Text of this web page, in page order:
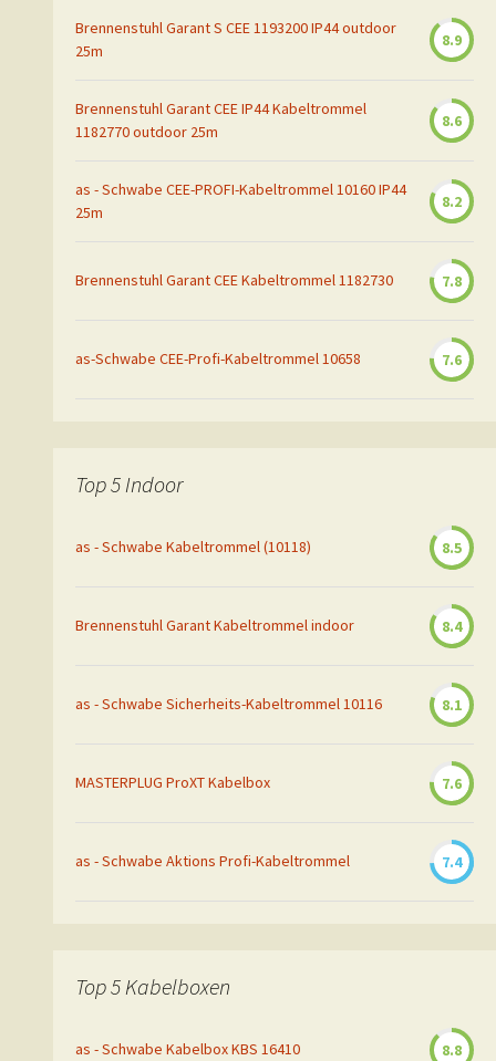
Brennenstuhl Garant S CEE 1193200 IP44 outdoor
25m
8.9
Brennenstuhl Garant CEE IP44 Kabeltrommel
1182770 outdoor 25m
8.6
as - Schwabe CEE-PROFI-Kabeltrommel 10160 IP44
25m
8.2
Brennenstuhl Garant CEE Kabeltrommel 1182730 7.8
as-Schwabe CEE-Profi-Kabeltrommel 10658 7.6
Top 5 Indoor
as - Schwabe Kabeltrommel (10118) 8.5
Brennenstuhl Garant Kabeltrommel indoor 8.4
as - Schwabe Sicherheits-Kabeltrommel 10116 8.1
MASTERPLUG ProXT Kabelbox 7.6
as - Schwabe Aktions Profi-Kabeltrommel 7.4
Top 5 Kabelboxen
as - Schwabe Kabelbox KBS 16410 8.8